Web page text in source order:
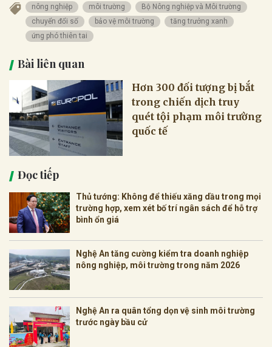
nông nghiệp môi trường
Bộ Nông nghiệp và Môi trường
chuyển đổi số
bảo vệ môi trường
tăng trưởng xanh
ứng phó thiên tai
Bài liên quan
Hơn 300 đối tượng bị bắt
trong chiến dịch truy
quét tội phạm môi trường
quốc tế
Đọc tiếp
Thủ tướng: Không để thiếu xăng dầu trong mọi
trường hợp, xem xét bố trí ngân sách để hỗ trợ
bình ổn giá
Nghệ An tăng cường kiểm tra doanh nghiệp
nông nghiệp, môi trường trong năm 2026
Nghệ An ra quân tổng dọn vệ sinh môi trường
trước ngày bầu cử